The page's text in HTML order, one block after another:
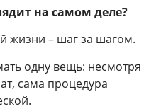
на самом деле?
жизни – шаг за шагом.
одну вещь: несмотря
сама процедура